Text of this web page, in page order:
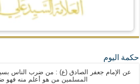
حكمة اليوم
عن الإمام جعفر الصادق (ع) : من ضرب الناس
المسلمين من هو أعلم منه فهو